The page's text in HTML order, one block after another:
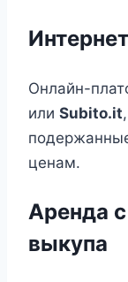
Онлайн-
или Subito.it
ценам.
Аренда
выкупа